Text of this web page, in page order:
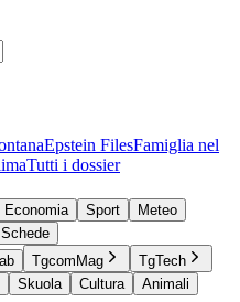
Epstein FilesFamiglia nel
Tutti i dossier
Economia Sport
Meteo
Schede
TgcomMag
TgTech
Skuola Cultura
Animali